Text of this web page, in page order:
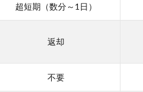
超短期（数分～1日）
返却
不要